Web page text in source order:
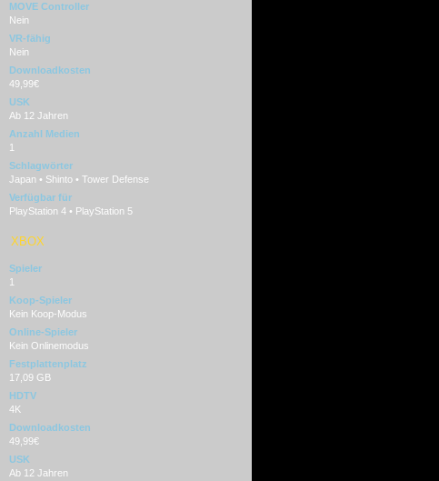
MOVE Controller
Nein
VR-fähig
Nein
Downloadkosten
49,99€
USK
Ab 12 Jahren
Anzahl Medien
1
Schlagwörter
Japan • Shinto • Tower Defense
Verfügbar für
PlayStation 4 • PlayStation 5
XBOX
Spieler
1
Koop-Spieler
Kein Koop-Modus
Online-Spieler
Kein Onlinemodus
Festplattenplatz
17,09 GB
HDTV
4K
Downloadkosten
49,99€
USK
Ab 12 Jahren